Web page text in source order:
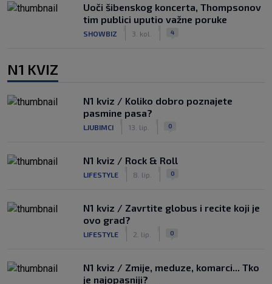
Uoči šibenskog koncerta, Thompsonov
tim publici uputio važne poruke
SHOWBIZ 3. kol. 4
N1 KVIZ
N1 kviz / Koliko dobro poznajete
pasmine pasa?
LJUBIMCI 13. lip. 0
N1 kviz / Rock & Roll
LIFESTYLE 8. lip. 0
N1 kviz / Zavrtite globus i recite koji je
ovo grad?
LIFESTYLE 2. lip. 0
N1 kviz / Zmije, meduze, komarci... Tko
je najopasniji?